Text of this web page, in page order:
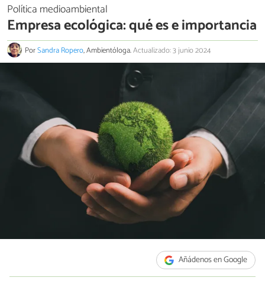
Política medioambiental
Empresa ecológica: qué es e importancia
PorSandra Ropero, Ambientóloga.Actualizado: 3 junio 2024
Añádenos en Google